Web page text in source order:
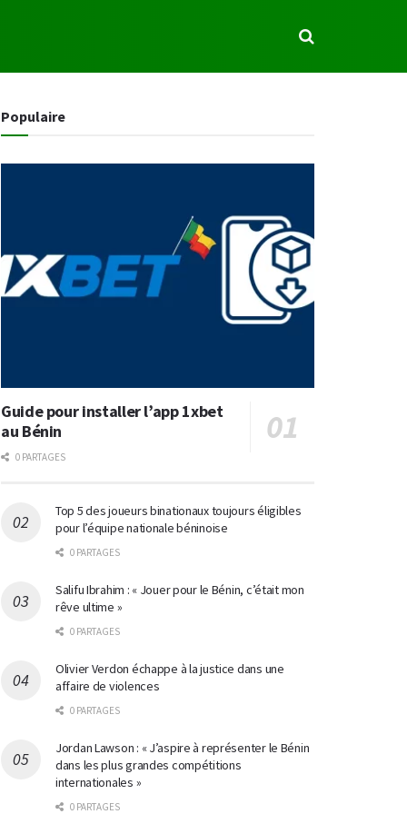
Populaire
Guide pour installer l’app 1xbet
au Bénin
0 PARTAGES
Top 5 des joueurs binationaux toujours éligibles
pour l’équipe nationale béninoise
0 PARTAGES
Salifu Ibrahim : « Jouer pour le Bénin, c’était mon
rêve ultime »
0 PARTAGES
Olivier Verdon échappe à la justice dans une
affaire de violences
0 PARTAGES
Jordan Lawson : « J’aspire à représenter le Bénin
dans les plus grandes compétitions
internationales »
0 PARTAGES